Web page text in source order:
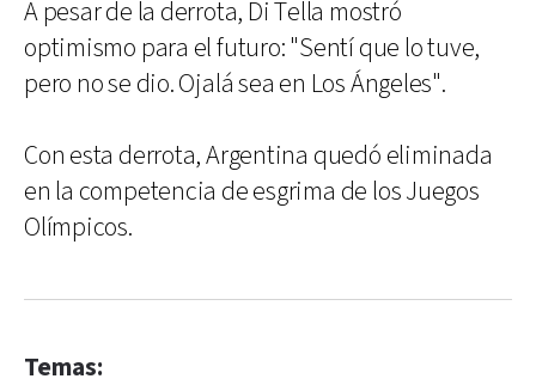
A pesar de la derrota, Di Tella mostró
optimismo para el futuro: "Sentí que lo tuve,
pero no se dio. Ojalá sea en Los Ángeles".
Con esta derrota, Argentina quedó eliminada
en la competencia de esgrima de los Juegos
Olímpicos.
Temas: